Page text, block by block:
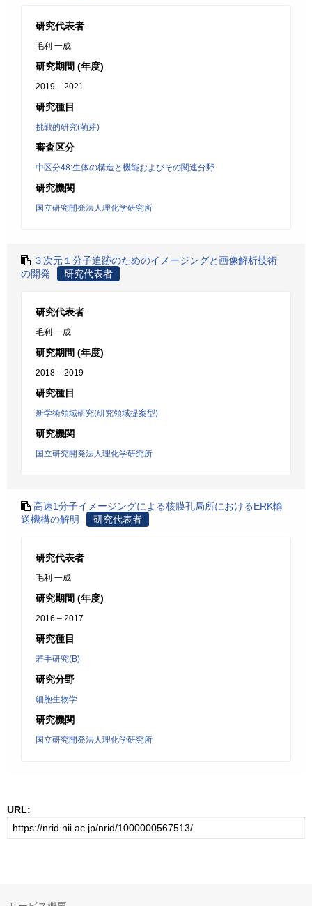
研究代表者
毛利 一成
研究期間 (年度)
2019 – 2021
研究種目
挑戦的研究(萌芽)
審査区分
中区分48:生体の構造と機能およびその関連分野
研究機関
国立研究開発法人理化学研究所
３次元１分子追跡のためのイメージングと画像解析技術
の開発
研究代表者
研究代表者
毛利 一成
研究期間 (年度)
2018 – 2019
研究種目
新学術領域研究(研究領域提案型)
研究機関
国立研究開発法人理化学研究所
高速1分子イメージングによる核膜孔局所におけるERK輸
送機構の解明
研究代表者
研究代表者
毛利 一成
研究期間 (年度)
2016 – 2017
研究種目
若手研究(B)
研究分野
細胞生物学
研究機関
国立研究開発法人理化学研究所
URL: